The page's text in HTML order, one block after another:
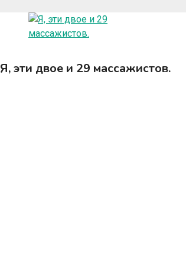
Я, эти двое и 29 массажистов.